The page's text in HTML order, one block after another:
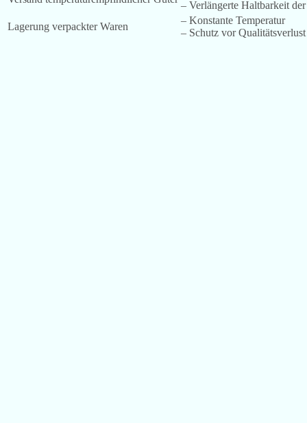
– Verlängerte Haltbarkeit
Lagerung verpackter Waren
– Konstante Temperatur
– Schutz vor Qualitätsverlust